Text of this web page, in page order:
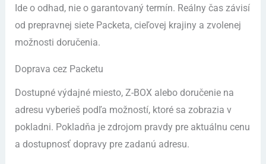
Ide o odhad, nie o garantovaný termín. Reálny čas závisí
od prepravnej siete Packeta, cieľovej krajiny a zvolenej
možnosti doručenia.
Doprava cez Packetu
Dostupné výdajné miesto, Z-BOX alebo doručenie na
adresu vyberieš podľa možností, ktoré sa zobrazia v
pokladni. Pokladňa je zdrojom pravdy pre aktuálnu cenu
a dostupnosť dopravy pre zadanú adresu.